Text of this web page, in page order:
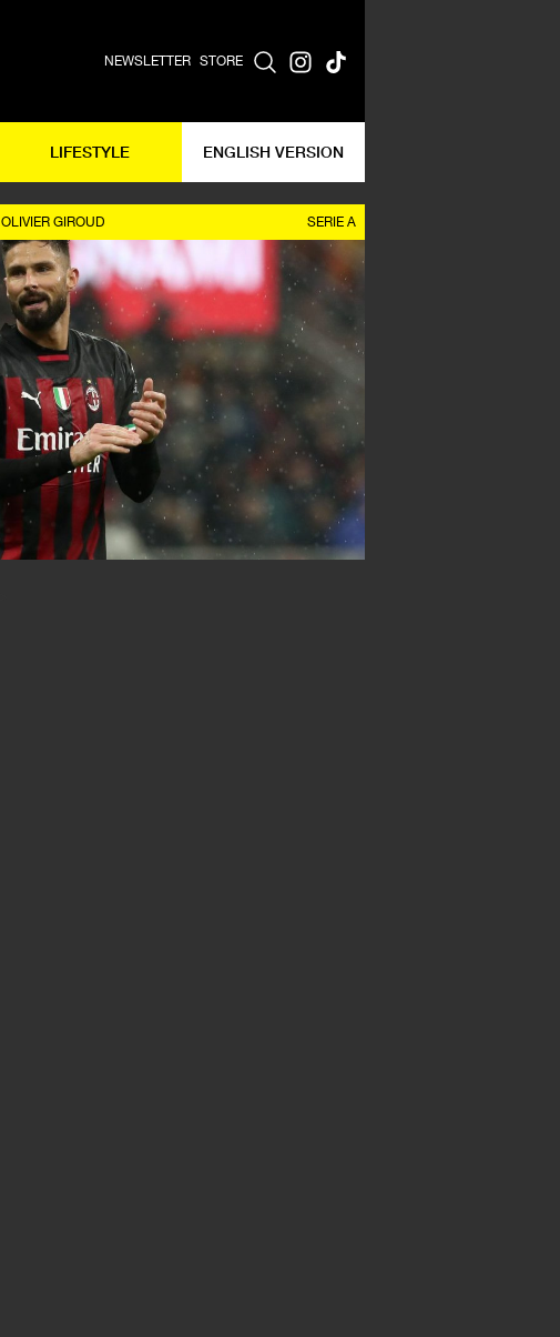
NEWSLETTER STORE
LIFESTYLE ENGLISH VERSION
OLIVIER GIROUD SERIE A